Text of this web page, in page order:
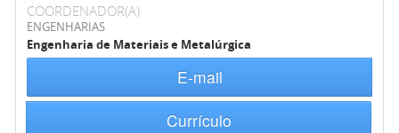
COORDENADOR(A)
ENGENHARIAS
Engenharia de Materiais e Metalúrgica
E-mail
Currículo